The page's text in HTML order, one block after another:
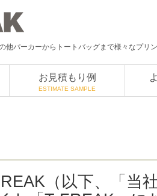
他パーカーからトートバッグまで様々なプリ
お見積もり例
ESTIMATE SAMPLE
（以下、「当